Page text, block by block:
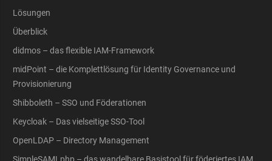
Lösungen
Überblick
didmos – das flexible IAM-Framework
midPoint – die Komplettlösung für Identity Governance und
Provisionierung
Shibboleth – SSO und Föderationen
Keycloak – Das vielseitige SSO-Tool
OpenLDAP – Directory Management